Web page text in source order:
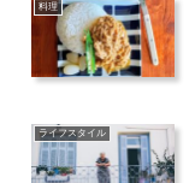
料理
ライフスタイル